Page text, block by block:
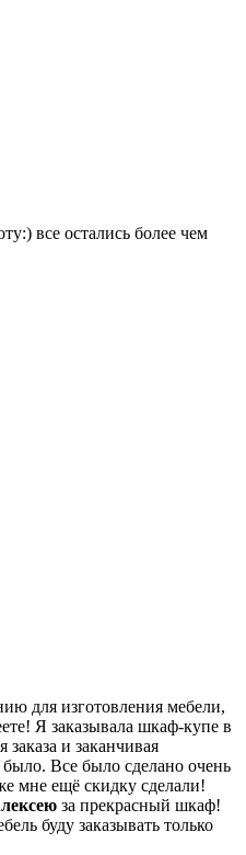
все остались более чем
для изготовления мебели,
Я заказывала шкаф-купе в
и заканчивая
Все было сделано очень
мне ещё скидку сделали!
за прекрасный шкаф!
буду заказывать только